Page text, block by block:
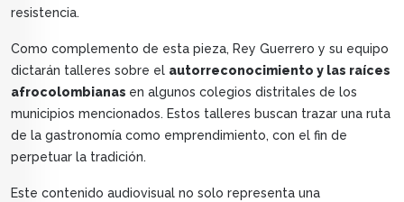
resistencia.
Como complemento de esta pieza, Rey Guerrero y su equipo
dictarán talleres sobre el autorreconocimiento y las raíces
afrocolombianas en algunos colegios distritales de los
municipios mencionados. Estos talleres buscan trazar una ruta
de la gastronomía como emprendimiento, con el fin de
perpetuar la tradición.
Este contenido audiovisual no solo representa una